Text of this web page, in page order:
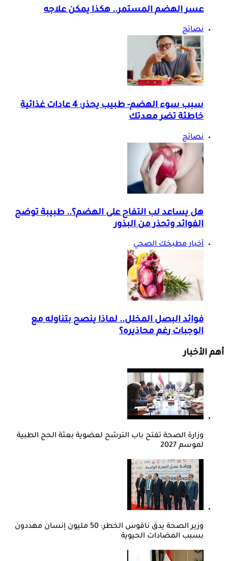
عسر الهضم المستمر.. هكذا يمكن علاجه
نصائح
سبب سوء الهضم- طبيب يحذر: 4 عادات غذائية
خاطئة تضر معدتك
نصائح
هل يساعد لب التفاح على الهضم؟.. طبيبة توضح
الفوائد وتحذر من البذور
أخبار مطبخك الصحي
فوائد البصل المخلل.. لماذا ينصح بتناوله مع
الوجبات رغم محاذيره؟
أهم الأخبار
وزارة الصحة تفتح باب الترشح لعضوية بعثة الحج الطبية
لموسم 2027
وزير الصحة يدق ناقوس الخطر: 50 مليون إنسان مهددون
بسبب المضادات الحيوية